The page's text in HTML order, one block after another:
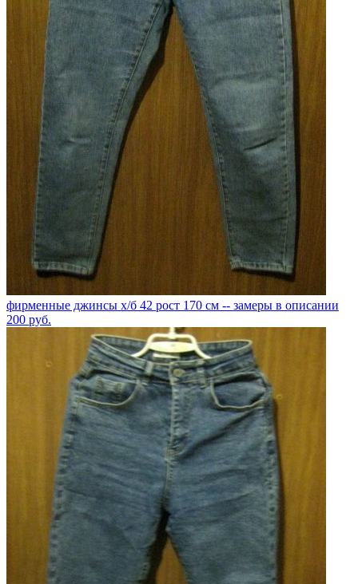
фирменные джинсы х/б 42 рост 170 см -- замеры в описании
200 руб.